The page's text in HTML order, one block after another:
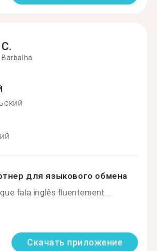
C.
Barbalha
для языкового обмена
fala inglês fluentement...
Скачать приложение